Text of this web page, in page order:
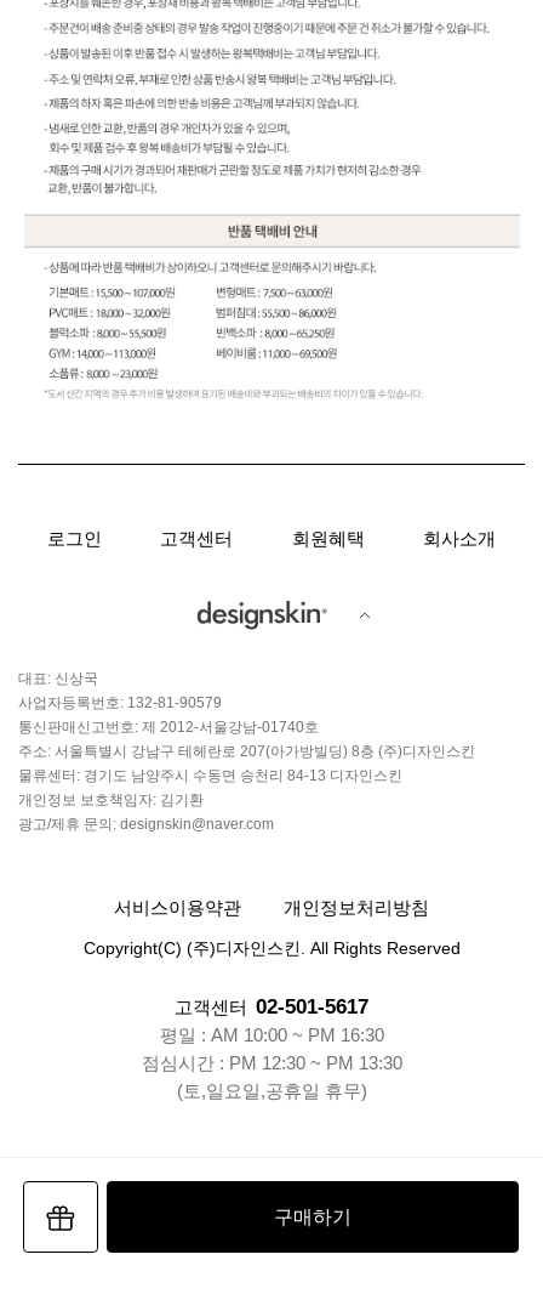
구매하기
로그인 고객센터 회원혜택 회사소개
대표: 신상국
사업자등록번호: 132-81-90579
통신판매신고번호: 제 2012-서울강남-01740호
주소: 서울특별시 강남구 테헤란로 207(아가방빌딩) 8층 (주)디자인스킨
물류센터: 경기도 남양주시 수동면 송천리 84-13 디자인스킨
개인정보 보호책임자: 김기환
광고/제휴 문의: designskin@naver.com
서비스이용약관 개인정보처리방침
Copyright(C) (주)디자인스킨. All Rights Reserved
고객센터 02-501-5617
평일 : AM 10:00 ~ PM 16:30
점심시간 : PM 12:30 ~ PM 13:30
(토,일요일,공휴일 휴무)